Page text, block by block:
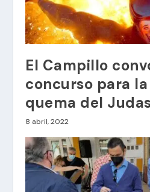
El Campillo
concurso para
quema del
8 abril, 2022